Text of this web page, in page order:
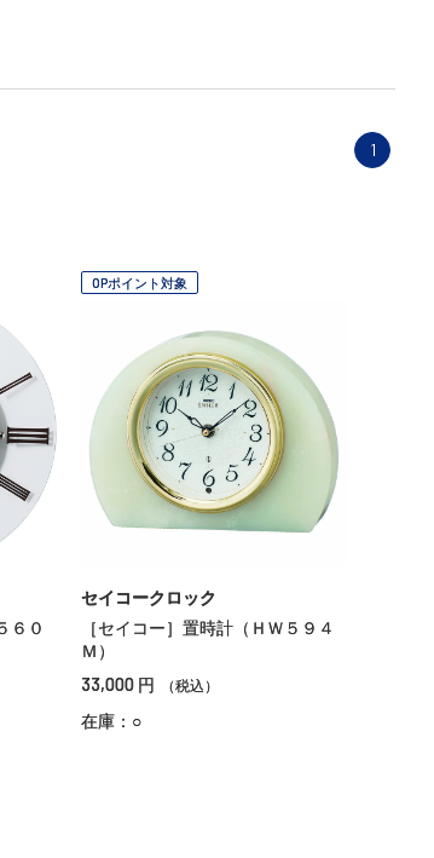
1
６０
OPポイント対象
セイコークロック
［セイコー］置時計（ＨＷ５９４
Ｍ）
33,000 円 （税込）
在庫：○